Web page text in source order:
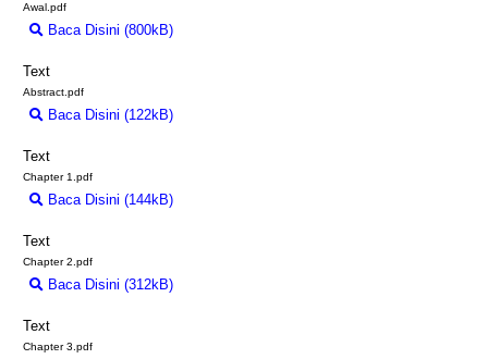
Awal.pdf
Baca Disini (800kB)
Text
Abstract.pdf
Baca Disini (122kB)
Text
Chapter 1.pdf
Baca Disini (144kB)
Text
Chapter 2.pdf
Baca Disini (312kB)
Text
Chapter 3.pdf